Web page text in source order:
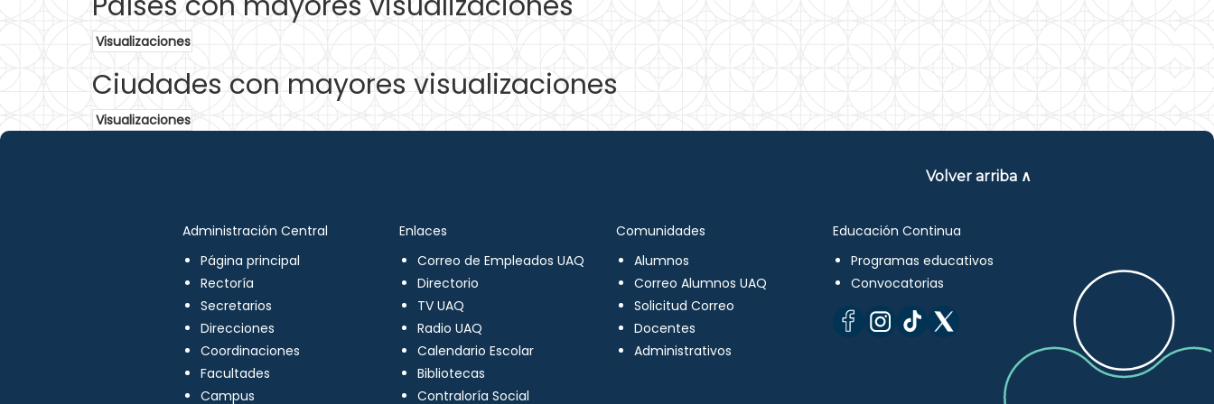
Visualizaciones
Ciudades con mayores visualizaciones
Visualizaciones
Volver arriba ∧
Administración Central
Página principal
Rectoría
Secretarios
Direcciones
Coordinaciones
Facultades
Campus
Enlaces
Correo de Empleados UAQ
Directorio
TV UAQ
Radio UAQ
Calendario Escolar
Bibliotecas
Contraloría Social
Comunidades
Alumnos
Correo Alumnos UAQ
Solicitud Correo
Docentes
Administrativos
Educación Continua
Programas educativos
Convocatorias